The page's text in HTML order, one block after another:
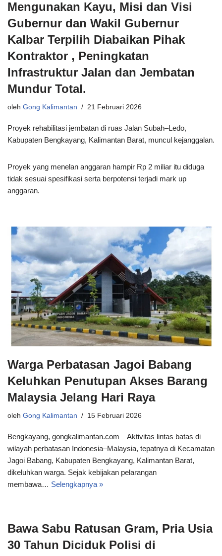
Mengunakan Kayu, Misi dan Visi
Gubernur dan Wakil Gubernur
Kalbar Terpilih Diabaikan Pihak
Kontraktor , Peningkatan
Infrastruktur Jalan dan Jembatan
Mundur Total.
oleh Gong Kalimantan 21 Februari 2026
Proyek rehabilitasi jembatan di ruas Jalan Subah–Ledo,
Kabupaten Bengkayang, Kalimantan Barat, muncul kejanggalan.
Proyek yang menelan anggaran hampir Rp 2 miliar itu diduga
tidak sesuai spesifikasi serta berpotensi terjadi mark up
anggaran.
Warga Perbatasan Jagoi Babang
Keluhkan Penutupan Akses Barang
Malaysia Jelang Hari Raya
oleh Gong Kalimantan 15 Februari 2026
Bengkayang, gongkalimantan.com – Aktivitas lintas batas di
wilayah perbatasan Indonesia–Malaysia, tepatnya di Kecamatan
Jagoi Babang, Kabupaten Bengkayang, Kalimantan Barat,
dikeluhkan warga. Sejak kebijakan pelarangan
membawa… Selengkapnya »
Bawa Sabu Ratusan Gram, Pria Usia
30 Tahun Diciduk Polisi di